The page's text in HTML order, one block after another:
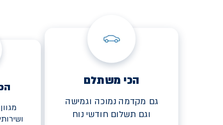
הכי משתלם
גם מקדמה נמוכה וגמישה
וגם תשלום חודשי נוח